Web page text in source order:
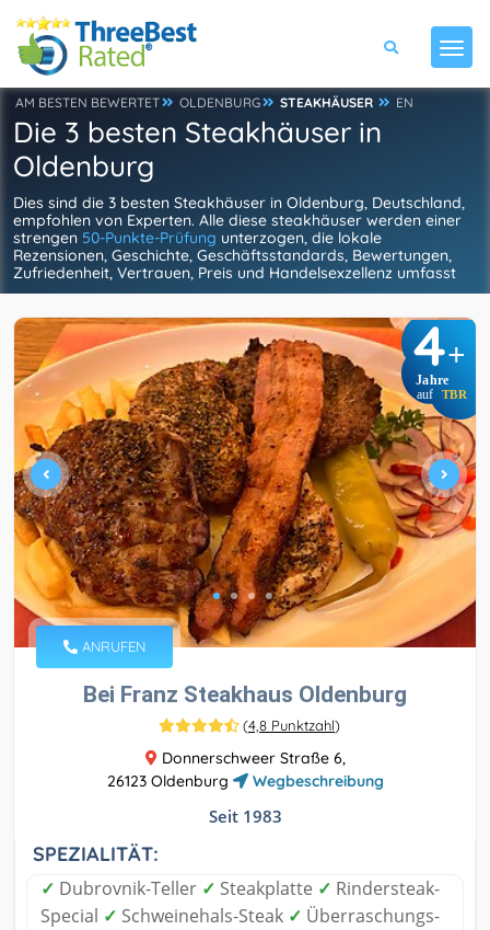
AM BESTEN BEWERTET OLDENBURG STEAKHÄUSER EN
Die 3 besten Steakhäuser in
Oldenburg
Dies sind die 3 besten Steakhäuser in Oldenburg, Deutschland,
empfohlen von Experten. Alle diese steakhäuser werden einer
strengen 50-Punkte-Prüfung unterzogen, die lokale
Rezensionen, Geschichte, Geschäftsstandards, Bewertungen,
Zufriedenheit, Vertrauen, Preis und Handelsexzellenz umfasst
4+
Jahre
auf TBR
ANRUFEN
Bei Franz Steakhaus Oldenburg
(4,8 Punktzahl)
Donnerschweer Straße 6,
26123 Oldenburg
Wegbeschreibung
Seit 1983
SPEZIALITÄT:
✓ Dubrovnik-Teller ✓ Steakplatte ✓ Rindersteak-
Special ✓ Schweinehals-Steak ✓ Überraschungs-